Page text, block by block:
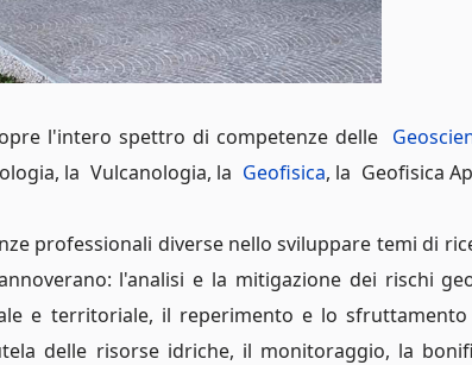
l'intero spettro di competenze delle
la Vulcanologia, la Geofisica, la Geofisica
professionali diverse nello sviluppare temi di
l'analisi e la mitigazione dei rischi
e territoriale, il reperimento e lo
delle risorse idriche, il monitoraggio, la